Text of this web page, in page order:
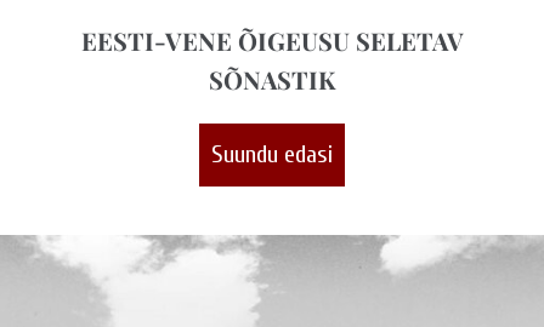
EESTI-VENE ÕIGEUSU SELETAV
SÕNASTIK
Suundu edasi